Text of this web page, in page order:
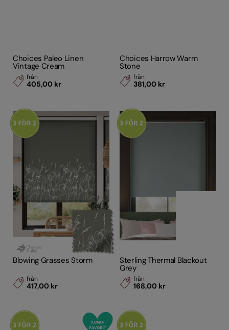
Choices Paleo Linen
Vintage Cream
från
405,00 kr
Choices Harrow Warm
Stone
från
381,00 kr
Blowing Grasses Storm
från
417,00 kr
Sterling Thermal Blackout
Grey
från
168,00 kr